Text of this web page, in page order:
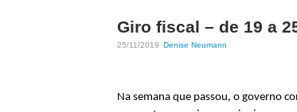
r
p
r
n
Giro fiscal – de 19 a
25/11/2019 Denise Neumann
Na semana que passou, o governo